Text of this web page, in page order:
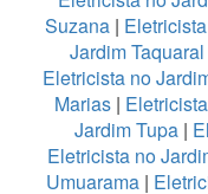
Suzana |
Jardim Taquaral
Eletricista no
Marias|
Jardim Tupa |
Eletricista no
Umuarama |